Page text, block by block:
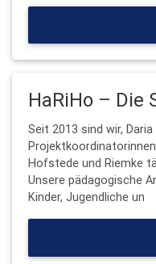
HaRiHo –
Seit 2013 sind wir,
Hofstede und Riemke
Unsere pädagogische
Kinder, Jugendliche un